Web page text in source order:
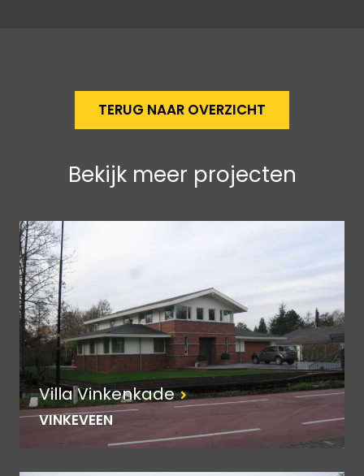
TERUG NAAR OVERZICHT
Bekijk meer projecten
Villa Vinkenkade
VINKEVEEN